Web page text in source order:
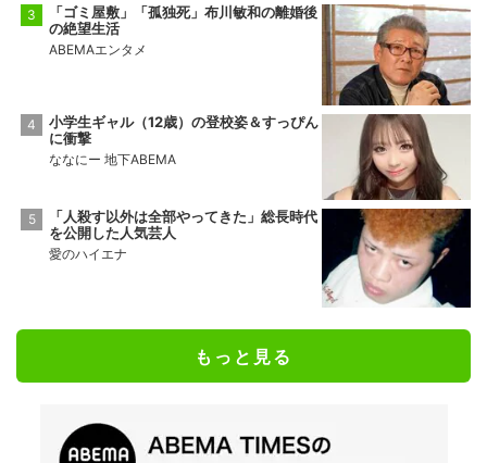
「ゴミ屋敷」「孤独死」布川敏和の離婚後
の絶望生活
ABEMAエンタメ
小学生ギャル（12歳）の登校姿＆すっぴん
に衝撃
ななにー 地下ABEMA
「人殺す以外は全部やってきた」総長時代
を公開した人気芸人
愛のハイエナ
もっと見る